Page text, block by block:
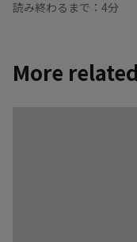
読み終わるまで：4分
More